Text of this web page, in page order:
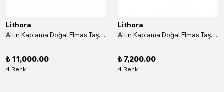
Lithora
Altın Kaplama Doğal Elmas Taşlı Dikdörtgen Gümüş Küpe
₺ 11,000.00
4 Renk
Lithora
Altın Kaplama Doğal Elmas Taşlı Yuvarlak Gümüş Küpe
₺ 7,200.00
4 Renk